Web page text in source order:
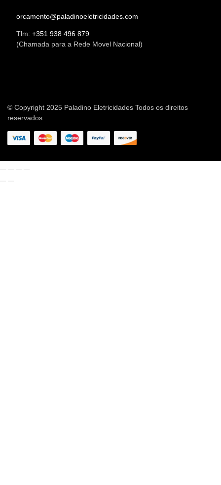
orcamento@paladinoeletricidades.com
Tlm: +351 938 496 879
(Chamada para a Rede Movel Nacional)
© Copyright 2025 Paladino Eletricidades Todos os direitos
reservados